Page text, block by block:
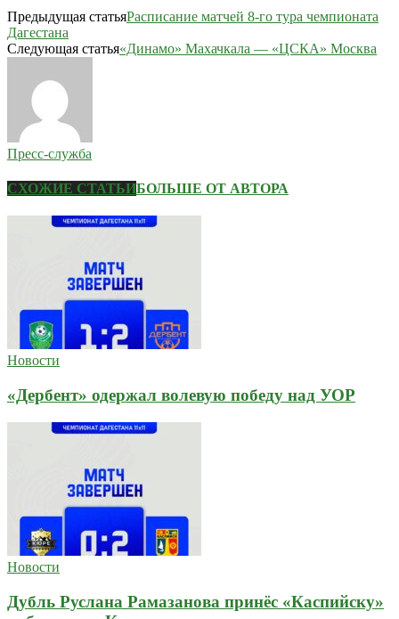
Предыдущая статьяРасписание матчей 8-го тура чемпионата
Дагестана
Следующая статья«Динамо» Махачкала — «ЦСКА» Москва
Пресс-служба
СХОЖИЕ СТАТЬИБОЛЬШЕ ОТ АВТОРА
Новости
«Дербент» одержал волевую победу над УОР
Новости
Дубль Руслана Рамазанова принёс «Каспийску»